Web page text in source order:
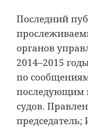
Последний
органов
2014–2015
по
последующим
судов.